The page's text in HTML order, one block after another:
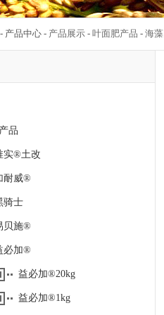
- 产品中心 - 产品展示 - 叶面肥产品 - 海
品
实®土改
耐威®
骑士
贝施®
必加®
益必加®20kg
益必加®1kg